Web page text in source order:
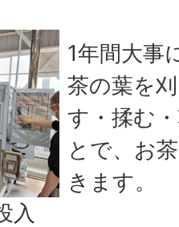
入
1年間大事
茶の葉を
す・揉む
とで、お
きます。